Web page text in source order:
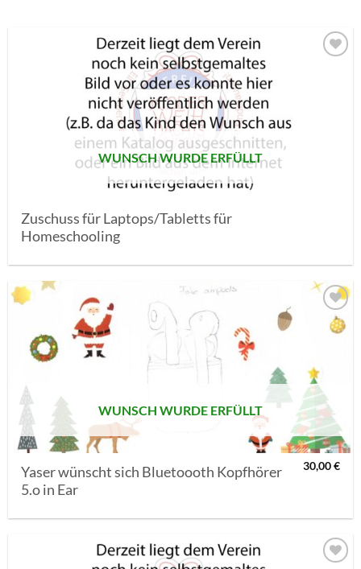
WUNSCH WURDE ERFÜLLT
Zuschuss für Laptops/Tabletts für
Homeschooling
AUF MEINE
WUNSCH WURDE ERFÜLLT
Yaser wünscht sich Bluetoooth Kopfhörer
5.o in Ear
30,00€